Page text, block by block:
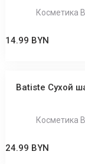
Косметика
14.99 BYN
Batiste Сухой
Косметика
24.99 BYN